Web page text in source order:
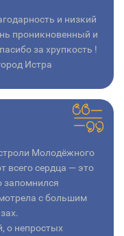
и низкий
проникновенный и
за хрупкость !
Истра
Молодёжного
всего сердца — это
запомнился
с большим
о непростых